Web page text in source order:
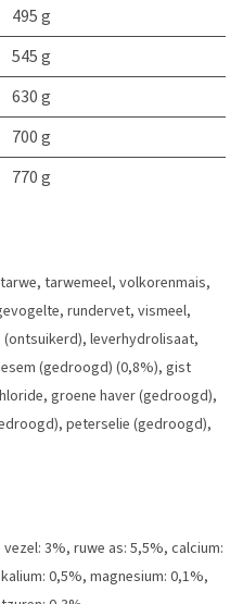
495 g
545 g
630 g
700 g
770 g
tarwemeel, volkorenmais,
rundervet, vismeel,
leverhydrolisaat,
(gedroogd) (0,8%), gist
groene haver (gedroogd),
peterselie (gedroogd),
3%, ruwe as: 5,5%, calcium:
0,5%, magnesium: 0,1%,